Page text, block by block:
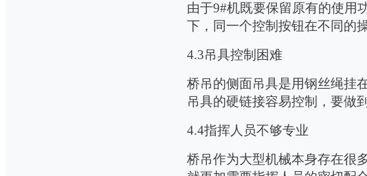
由于9#机既要保留原有的使用
下，同一个控制按钮在不同的
4.3吊具控制困难
桥吊的侧面吊具是用钢丝绳挂
吊具的硬链接容易控制，要做
4.4指挥人员不够专业
桥吊作为大型机械本身存在很